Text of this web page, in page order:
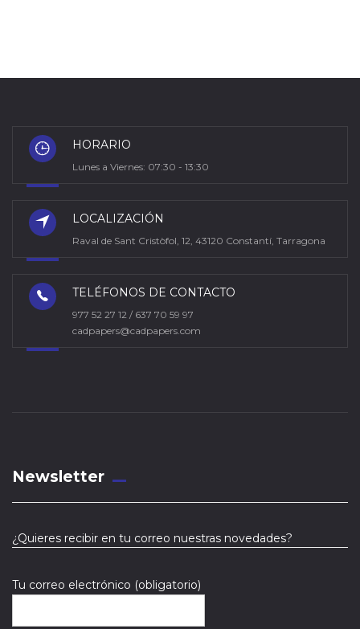
HORARIO
Lunes a Viernes: 07:30 - 13:30
LOCALIZACIÓN
Raval de Sant Cristòfol, 12, 43120 Constantí, Tarragona
TELÉFONOS DE CONTACTO
977 52 27 12 / 637 70 59 97
cadpapers@cadpapers.com
Newsletter
¿Quieres recibir en tu correo nuestras novedades?
Tu correo electrónico (obligatorio)